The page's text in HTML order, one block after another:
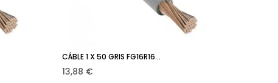
Ajouter au panier
CÂBLE 1 X 50 GRIS FG16R16...
Prix
13,88 €